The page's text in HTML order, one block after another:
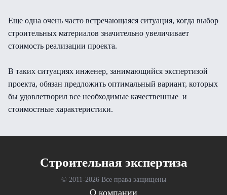
Еще одна очень часто встречающаяся ситуация, когда выбор
строительных материалов значительно увеличивает
стоимость реализации проекта.
В таких ситуациях инженер, занимающийся экспертизой
проекта, обязан предложить оптимальный вариант, которых
бы удовлетворил все необходимые качественные и
стоимостные характеристики.
Cтроительная экспертиза
© 2011-2026 Все права защищены
О компании